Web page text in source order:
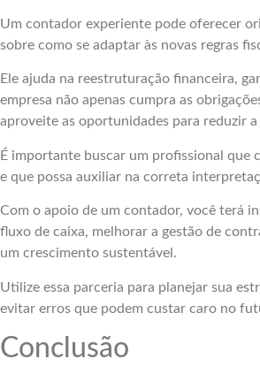
Um contador experiente pode oferecer
sobre como se adaptar às novas regras
Ele ajuda na reestruturação financeira,
empresa não apenas cumpra as
aproveite as oportunidades para reduzir
É importante buscar um profissional que
e que possa auxiliar na correta
Com o apoio de um contador, você terá
fluxo de caixa, melhorar a gestão de
um crescimento sustentável.
Utilize essa parceria para planejar sua
evitar erros que podem custar caro no
Conclusão